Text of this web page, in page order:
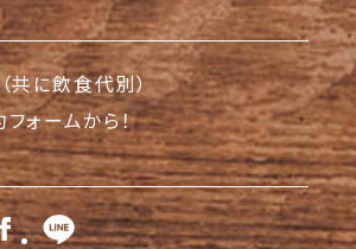
に飲食代別）
ォームから！